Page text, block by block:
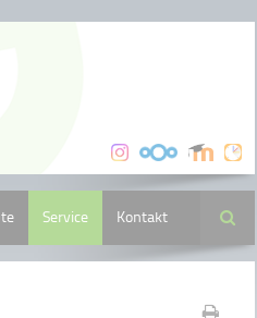
Service Kontakt Suche